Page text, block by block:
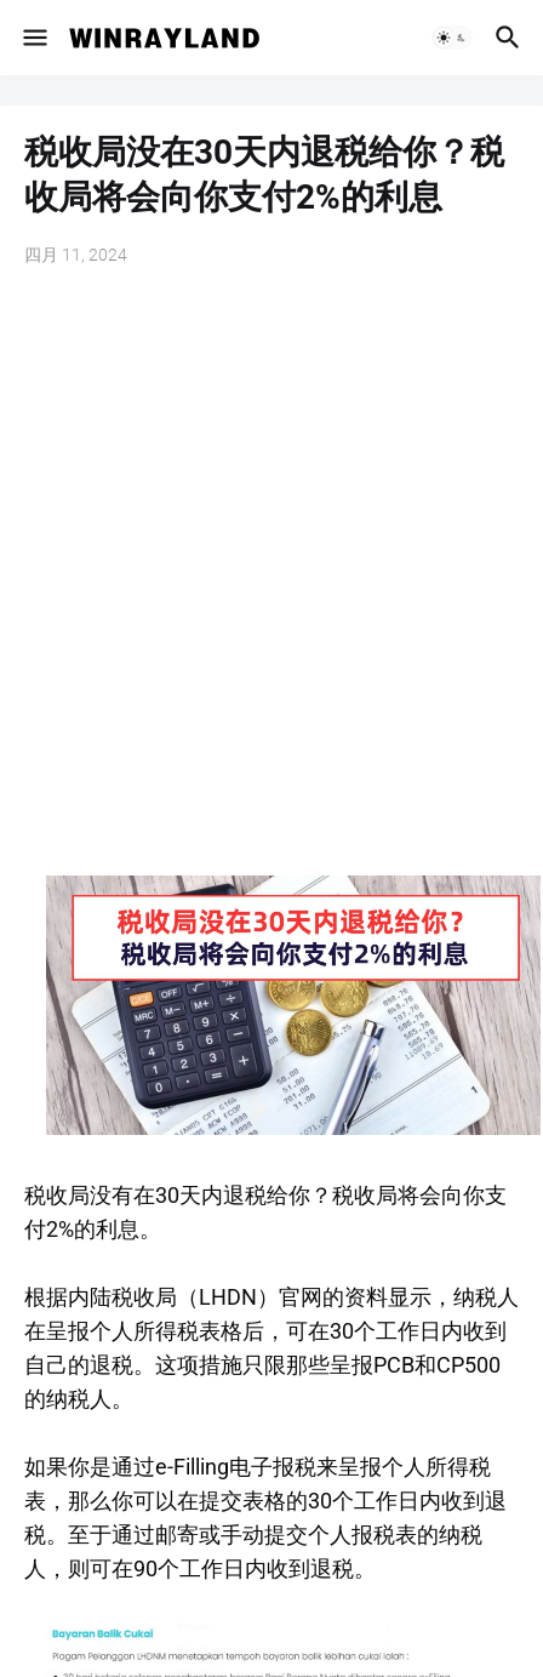
税收局没在30天内退税给你？税
收局将会向你支付2%的利息
四月 11, 2024
税收局没有在30天内退税给你？税收局将会向你支
付2%的利息。
根据内陆税收局（LHDN）官网的资料显示，纳税人
在呈报个人所得税表格后，可在30个工作日内收到
自己的退税。这项措施只限那些呈报PCB和CP500
的纳税人。
如果你是通过e-Filling电子报税来呈报个人所得税
表，那么你可以在提交表格的30个工作日内收到退
税。至于通过邮寄或手动提交个人报税表的纳税
人，则可在90个工作日内收到退税。